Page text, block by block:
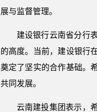
展与监督管理。
建设银行云南省分行
的高度。当前，建设银行
奠定了坚实的合作基础。
共同发展。
云南建投集团表示，